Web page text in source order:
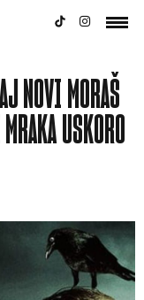
NOVI MORAŠ
USKORO